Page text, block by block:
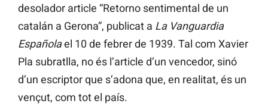
desolador article “Retorno sentimental de un
catalán a Gerona”, publicat a La Vanguardia
Españolael 10 de febrer de 1939. Tal com Xavier
Pla subratlla, no és l’article d’un vencedor, sinó
d’un escriptor que s’adona que, en realitat, és un
vençut, com tot el país.